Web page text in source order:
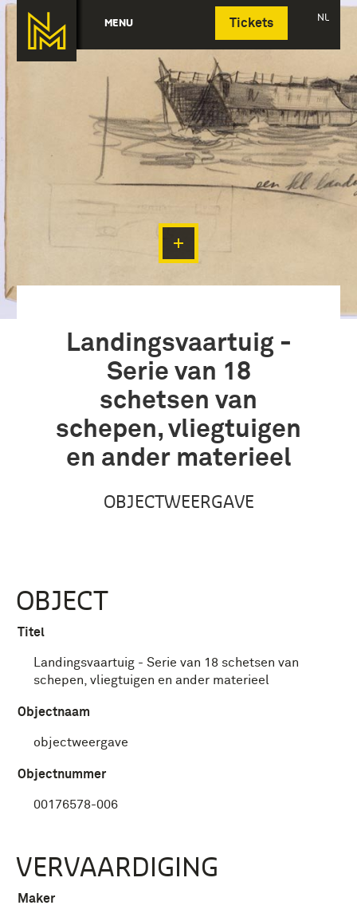
MENU Tickets NL
Deutsch
Landingsvaartuig -
Serie van 18
schetsen van
schepen, vliegtuigen
en ander materieel
OBJECTWEERGAVE
OBJECT
Titel
Landingsvaartuig - Serie van 18 schetsen van
schepen, vliegtuigen en ander materieel
Objectnaam
objectweergave
Objectnummer
00176578-006
VERVAARDIGING
Maker